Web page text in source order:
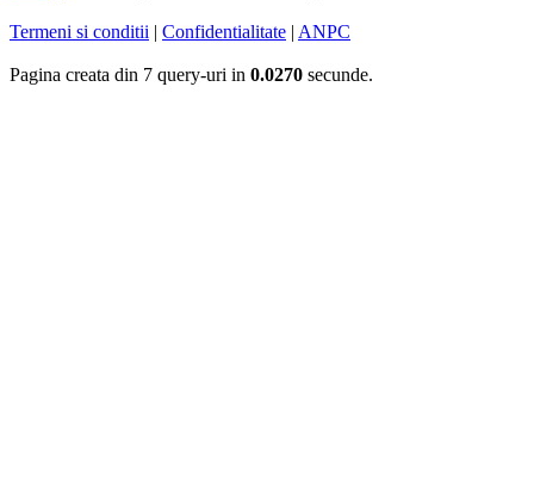
Termeni si conditii | Confidentialitate | ANPC
Pagina creata din 7 query-uri in 0.0270 secunde.